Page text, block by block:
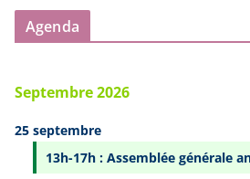
Agenda
Septembre 2026
25 septembre
13h-17h : Assemblée générale